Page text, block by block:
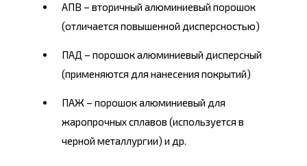
АПВ – вторичный алюминиевый порошок
(отличается повышенной дисперсностью)
ПАД – порошок алюминиевый дисперсный
(применяются для нанесения покрытий)
ПАЖ – порошок алюминиевый для
жаропрочных сплавов (используется в
черной металлургии) и др.